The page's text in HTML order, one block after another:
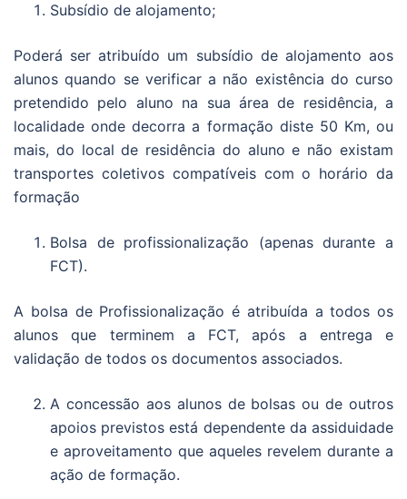
Subsídio de alojamento;
Poderá ser atribuído um subsídio de alojamento aos
alunos quando se verificar a não existência do curso
pretendido pelo aluno na sua área de residência, a
localidade onde decorra a formação diste 50 Km, ou
mais, do local de residência do aluno e não existam
transportes coletivos compatíveis com o horário da
formação
Bolsa de profissionalização (apenas durante a
FCT).
A bolsa de Profissionalização é atribuída a todos os
alunos que terminem a FCT, após a entrega e
validação de todos os documentos associados.
A concessão aos alunos de bolsas ou de outros
apoios previstos está dependente da assiduidade
e aproveitamento que aqueles revelem durante a
ação de formação.